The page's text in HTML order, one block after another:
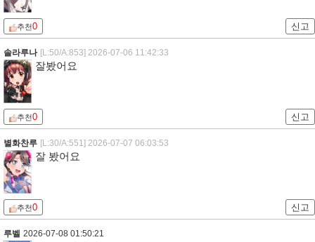
추천0 신고
솔라루나 [L:50/A:853] 2026-07-06 11:42:33
잘봤어요
추천0 신고
별화찬루 [L:30/A:551] 2026-07-07 06:03:53
잘 봤어요
추천0 신고
루벨 2026-07-08 01:50:21